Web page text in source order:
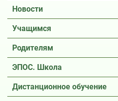
Новости
Учащимся
Родителям
ЭПОС. Школа
Дистанционное обучение